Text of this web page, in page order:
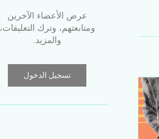
عرض الأعضاء الآخرين
ومتابعتهم، وترك التعليقات،
والمزيد.
تسجيل الدخول